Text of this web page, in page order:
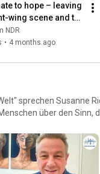
to hope – leaving
wing scene and the
meaning
NDR
• 4 months ago
sprechen Susanne
über den Sinn,